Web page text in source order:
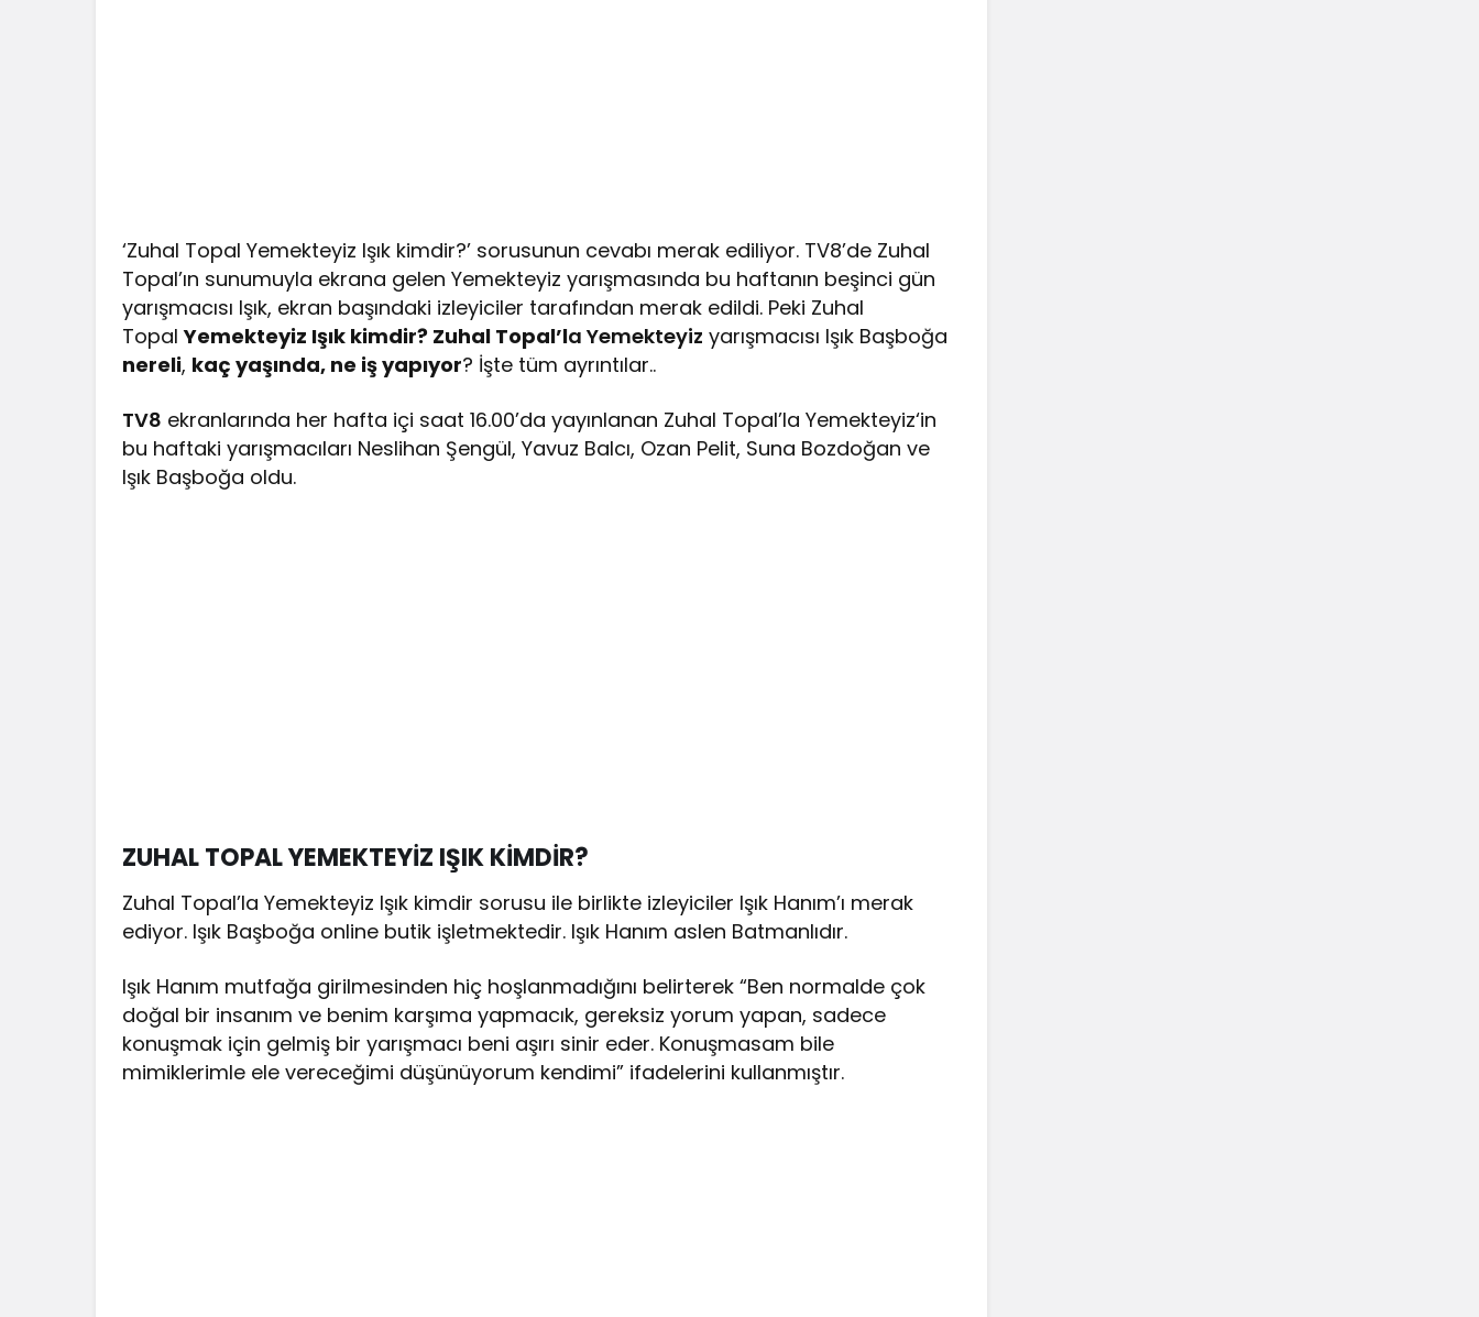
‘Zuhal Topal Yemekteyiz Işık kimdir?’ sorusunun cevabı merak ediliyor. TV8’de Zuhal
Topal’ın sunumuyla ekrana gelen Yemekteyiz yarışmasında bu haftanın beşinci gün
yarışmacısı Işık, ekran başındaki izleyiciler tarafından merak edildi. Peki Zuhal
TopalYemekteyiz Işık kimdir? Zuhal Topal’la Yemekteyiz yarışmacısı Işık Başboğa
nereli, kaç yaşında, ne iş yapıyor? İşte tüm ayrıntılar..
TV8 ekranlarında her hafta içi saat 16.00’da yayınlanan Zuhal Topal’la Yemekteyiz‘in
bu haftaki yarışmacıları Neslihan Şengül, Yavuz Balcı, Ozan Pelit, Suna Bozdoğan ve
Işık Başboğa oldu.
ZUHAL TOPAL YEMEKTEYİZ IŞIK KİMDİR?
Zuhal Topal’la Yemekteyiz Işık kimdir sorusu ile birlikte izleyiciler Işık Hanım’ı merak
ediyor. Işık Başboğa online butik işletmektedir. Işık Hanım aslen Batmanlıdır.
Işık Hanım mutfağa girilmesinden hiç hoşlanmadığını belirterek “Ben normalde çok
doğal bir insanım ve benim karşıma yapmacık, gereksiz yorum yapan, sadece
konuşmak için gelmiş bir yarışmacı beni aşırı sinir eder. Konuşmasam bile
mimiklerimle ele vereceğimi düşünüyorum kendimi” ifadelerini kullanmıştır.